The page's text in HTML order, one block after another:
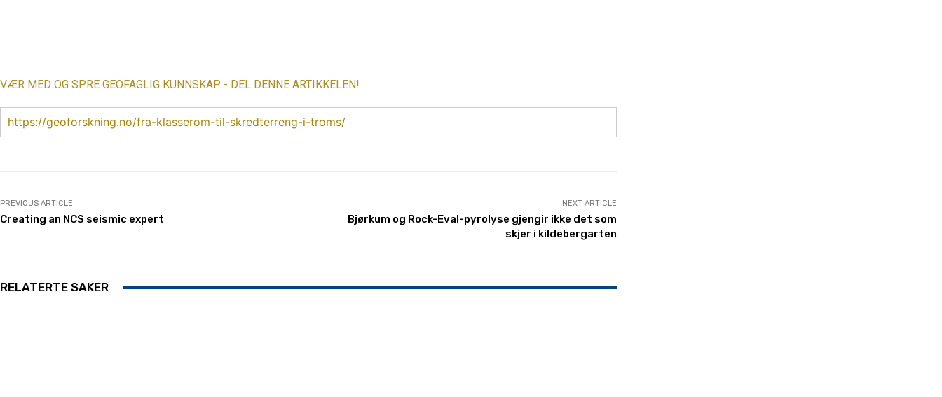
VÆR MED OG SPRE GEOFAGLIG KUNNSKAP - DEL DENNE ARTIKKELEN!
https://geoforskning.no/fra-klasserom-til-skredterreng-i-troms/
PREVIOUS ARTICLE
Creating an NCS seismic expert
NEXT ARTICLE
Bjørkum og Rock-Eval-pyrolyse gjengir ikke det som
skjer i kildebergarten
RELATERTE SAKER